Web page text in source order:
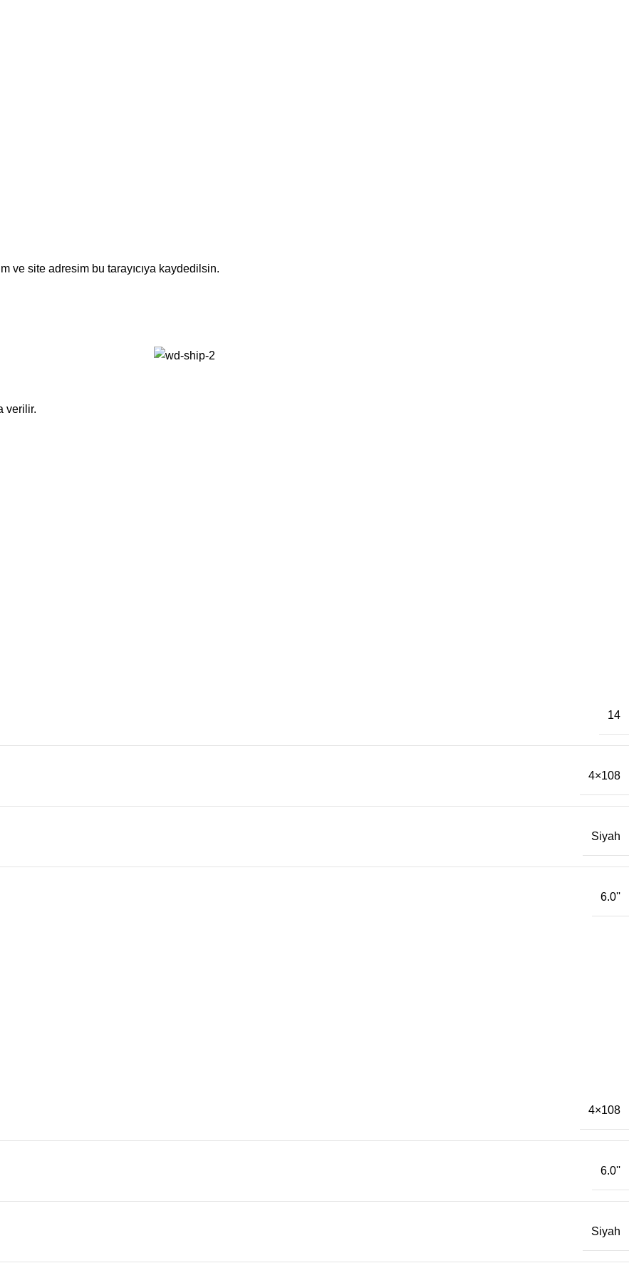
ve site adresim bu tarayıcıya kaydedilsin.
verilir.
14
4×108
Siyah
6.0''
4×108
6.0''
Siyah